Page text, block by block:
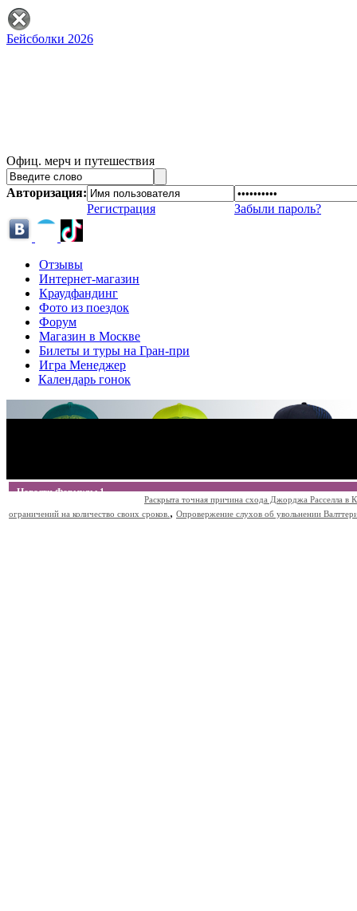
Бейсболки 2026
Офиц. мерч и путешествия
Авторизация:
Регистрация
Забыли пароль?
Отзывы
Интернет-магазин
Краудфандинг
Фото из поездок
Форум
Магазин в Москве
Билеты и туры на Гран-при
Игра Менеджер
Календарь гонок
Новости Формулы 1
Раскрыта точная причина схода Джорджа Расселла в
ограничений на количество своих сроков. , Опровержение слухов об увольнении